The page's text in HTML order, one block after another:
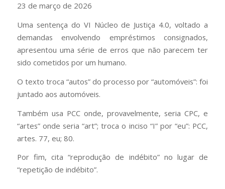
23 de março de 2026
Uma sentença do VI Núcleo de Justiça 4.0, voltado a
demandas envolvendo empréstimos consignados,
apresentou uma série de erros que não parecem ter
sido cometidos por um humano.
O texto troca “autos” do processo por “automóveis”: foi
juntado aos automóveis.
Também usa PCC onde, provavelmente, seria CPC, e
“artes” onde seria “art”; troca o inciso “I” por “eu”: PCC,
artes. 77, eu; 80.
Por fim, cita “reprodução de indébito” no lugar de
“repetição de indébito”.